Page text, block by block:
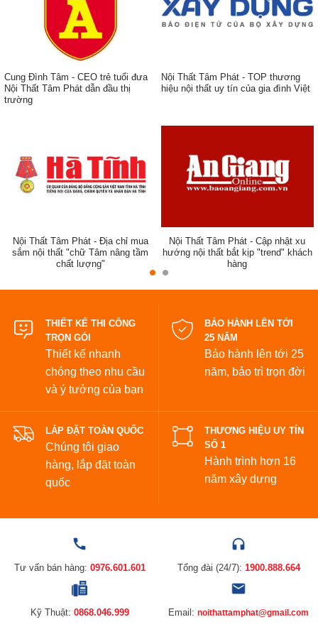
Cung Đình Tâm - CEO trẻ tuổi đưa
Nội Thất Tâm Phát dẫn đầu thị
trường
Nội Thất Tâm Phát - TOP thương
hiệu nội thất uy tín của gia đình Việt
Nội Thất Tâm Phát - Địa chỉ mua
sắm nội thất "chữ Tâm nâng tầm
chất lượng"
Nội Thất Tâm Phát - Cập nhật xu
hướng nội thất bắt kịp "trend" khách
hàng
THIẾT KẾ THI CÔNG
TRỌN GÓI
Thiết kế nhanh
chóng theo nhu cầu
và ý tưởng của bạn
BẢO HÀNH LÊN TỚI
25 NĂM
Bảo hành lên tới 25
năm, bảo trì trọn đời
LẮP ĐẶT TOÀN QUỐC
Chúng tôi giao
hàng, lắp đặt toàn
quốc
THƯƠNG HIỆU UY TÍN
SỐ 1
Hành trình hơn 16
năm xây dựng
Tư vấn bán hàng: 0976.601.601 Tổng đài (24/7): 1900.888.664
Kỹ Thuật: 0868.046.999 Email: noithattamphat@gmail.com